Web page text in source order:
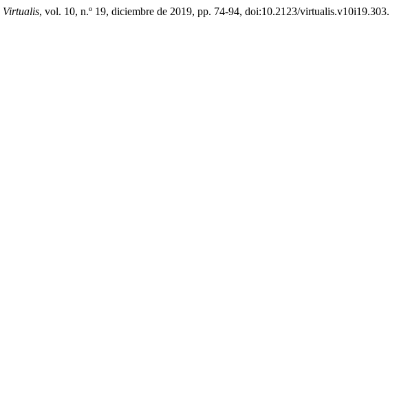
Virtualis, vol. 10, n.º 19, diciembre de 2019, pp. 74-94, doi:10.2123/virtualis.v10i19.303.